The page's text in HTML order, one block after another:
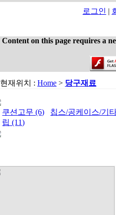
로그인 |
Content on this page requires a
현재위치 : Home > 당구재료
쿠션고무 (6)
칩스/공케이스/기
립 (11)